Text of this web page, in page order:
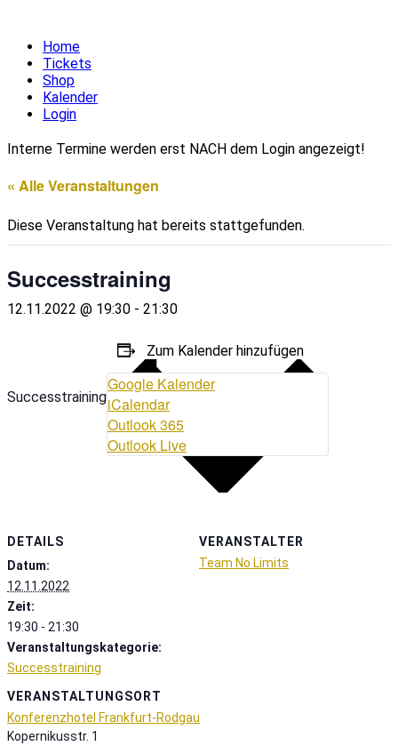
Home
Tickets
Shop
Kalender
Login
Interne Termine werden erst NACH dem Login angezeigt!
« Alle Veranstaltungen
Diese Veranstaltung hat bereits stattgefunden.
Successtraining
12.11.2022 @ 19:30 - 21:30
Successtraining
Zum Kalender hinzufügen
Google Kalender
iCalendar
Outlook 365
Outlook Live
DETAILS
Datum:
12.11.2022
Zeit:
19:30 - 21:30
Veranstaltungskategorie:
Successtraining
VERANSTALTUNGSORT
Konferenzhotel Frankfurt-Rodgau
Kopernikusstr. 1
VERANSTALTER
Team No Limits